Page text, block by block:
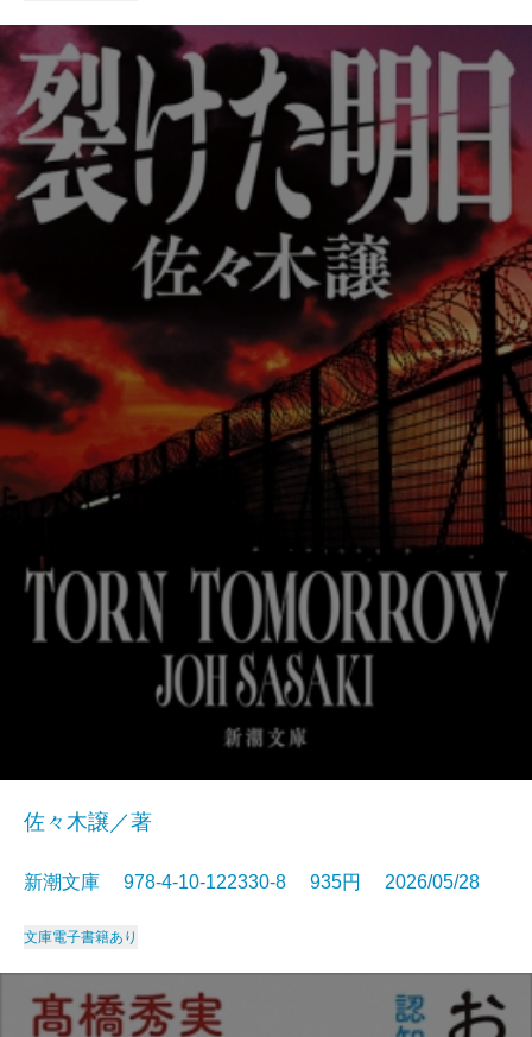
佐々木譲／著
新潮文庫 978-4-10-122330-8 935円 2026/05/28
文庫電子書籍あり